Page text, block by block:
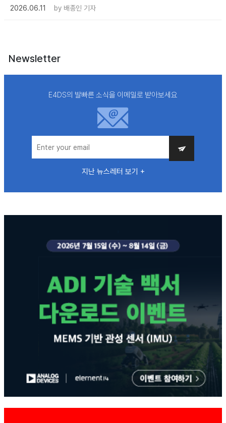
2026.06.11
by 배종인 기자
Newsletter
E4DS의 발빠른 소식을 이메일로 받아보세요
지난 뉴스레터 보기 +